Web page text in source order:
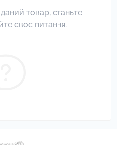
товар, станьте
своє питання.